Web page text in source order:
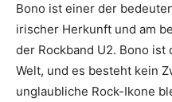
Bono ist einer der
irischer Herkunft und am
der Rockband U2. Bono
Welt, und es besteht kein
unglaubliche Rock-Ikone